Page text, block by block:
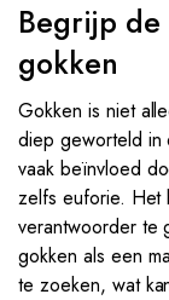
Begrijp
gokken
Gokken is niet
diep geworteld in
vaak beïnvloed
zelfs euforie. Het
verantwoorder te
gokken als een
te zoeken, wat